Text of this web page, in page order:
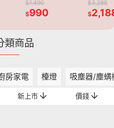
$1,490
$990
$3,288
$
$4,280
$
類商品
房家電 檯燈 吸塵器/塵螨
新上市 價錢